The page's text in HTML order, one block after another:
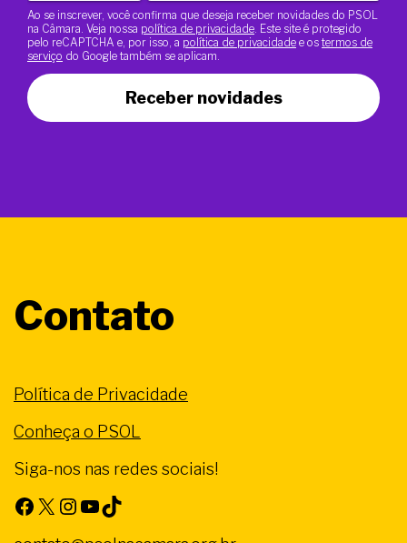
Ao se inscrever, você confirma que deseja receber novidades do PSOL
na Câmara. Veja nossa política de privacidade . Este site é protegido
pelo reCAPTCHA e, por isso, a política de privacidade e os termos de
serviço do Google também se aplicam.
Receber novidades
Contato
Política de Privacidade
Conheça o PSOL
Siga-nos nas redes sociais!
Facebook X Instagram Youtube TikTok